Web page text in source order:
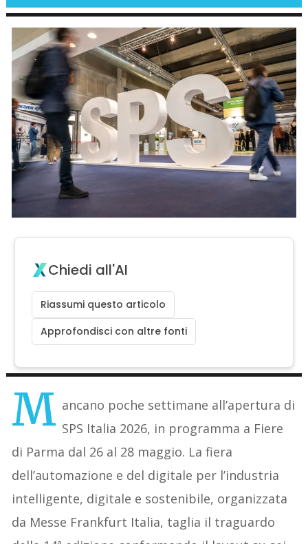
Chiedi all'AI
Riassumi questo articolo
Approfondisci con altre fonti
M ancano poche settimane all’apertura di
SPS Italia 2026, in programma a Fiere
di Parma dal 26 al 28 maggio. La fiera
dell’automazione e del digitale per l’industria
intelligente, digitale e sostenibile, organizzata
da Messe Frankfurt Italia, taglia il traguardo